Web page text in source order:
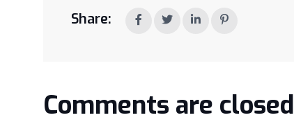
Share:
Comments are closed